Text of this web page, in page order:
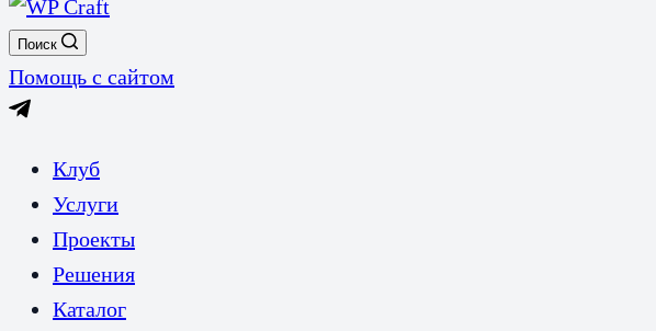
Поиск
Помощь с сайтом
Клуб
Услуги
Проекты
Решения
Каталог